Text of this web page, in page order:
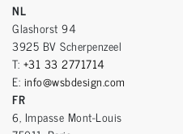
NL
Glashorst 94
3925 BV Scherpenzeel
T: +31 33 2771714
E: info@wsbdesign.com
FR
6, Impasse Mont-Louis